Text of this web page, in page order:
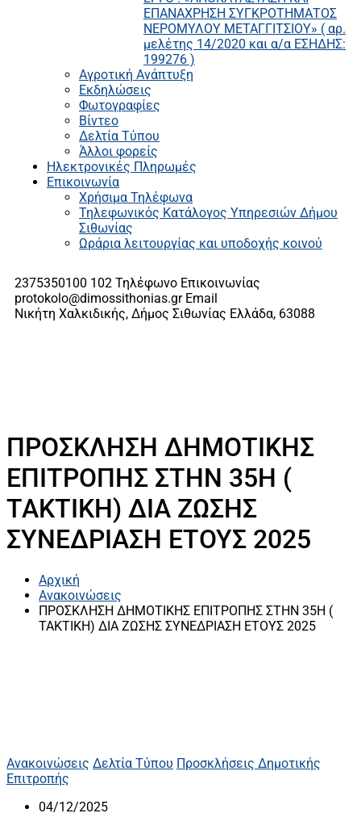
ΕΠΑΝΑΧΡΗΣΗ ΣΥΓΚΡΟΤΗΜΑΤΟΣ
ΝΕΡΟΜΥΛΟΥ ΜΕΤΑΓΓΙΤΣΙΟΥ» ( αρ.
μελέτης 14/2020 και α/α ΕΣΗΔΗΣ:
199276 )
Αγροτική Ανάπτυξη
Εκδηλώσεις
Φωτογραφίες
Βίντεο
Δελτία Τύπου
Άλλοι φορείς
Ηλεκτρονικές Πληρωμές
Επικοινωνία
Χρήσιμα Τηλέφωνα
Τηλεφωνικός Κατάλογος Υπηρεσιών Δήμου
Σιθωνίας
Ωράρια λειτουργίας και υποδοχής κοινού
2375350100 102 Τηλέφωνο Επικοινωνίας
protokolo@dimossithonias.gr Email
Νικήτη Χαλκιδικής, Δήμος Σιθωνίας Ελλάδα, 63088
ΠΡΟΣΚΛΗΣΗ ΔΗΜΟΤΙΚΗΣ
ΕΠΙΤΡΟΠΗΣ ΣΤΗΝ 35Η (
ΤΑΚΤΙΚΗ) ΔΙΑ ΖΩΣΗΣ
ΣΥΝΕΔΡΙΑΣΗ ΕΤΟΥΣ 2025
Αρχική
Ανακοινώσεις
ΠΡΟΣΚΛΗΣΗ ΔΗΜΟΤΙΚΗΣ ΕΠΙΤΡΟΠΗΣ ΣΤΗΝ 35Η (
ΤΑΚΤΙΚΗ) ΔΙΑ ΖΩΣΗΣ ΣΥΝΕΔΡΙΑΣΗ ΕΤΟΥΣ 2025
Ανακοινώσεις Δελτία Τύπου Προσκλήσεις Δημοτικής
Επιτροπής
04/12/2025